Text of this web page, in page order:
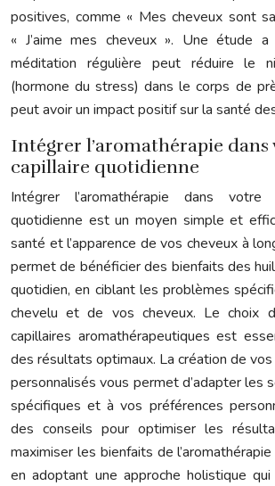
positives, comme « Mes cheveux sont
« J’aime mes cheveux ». Une étude
méditation régulière peut réduire le
(hormone du stress) dans le corps de
peut avoir un impact positif sur la santé
Intégrer l’aromathérapie
capillaire quotidienne
Intégrer l’aromathérapie dans votre
quotidienne est un moyen simple et
santé et l’apparence de vos cheveux à
permet de bénéficier des bienfaits des
quotidien, en ciblant les problèmes
chevelu et de vos cheveux. Le choix
capillaires aromathérapeutiques est
des résultats optimaux. La création de
personnalisés vous permet d’adapter les
spécifiques et à vos préférences
des conseils pour optimiser les
maximiser les bienfaits de
en adoptant une approche holistique